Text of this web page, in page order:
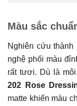
Màu sắc
Nghiên cứu thành
nghệ phối màu
rất tươi. Dù là
202 Rose
matte khiến màu